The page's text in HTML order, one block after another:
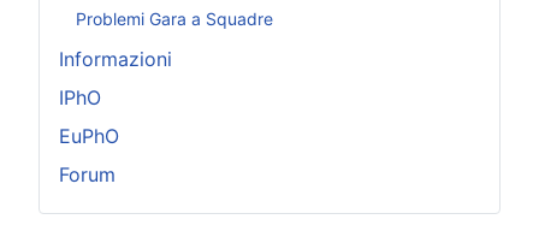
Problemi Gara a Squadre
Informazioni
IPhO
EuPhO
Forum